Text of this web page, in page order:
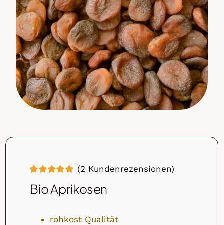
mit5.00von
5, basierend
Kundenbewertungen
(2 Kundenrezensionen)
Bio Aprikosen
rohkost Qualität